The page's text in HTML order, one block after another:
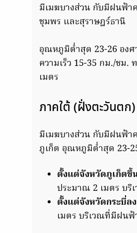
มีเมฆบางส่วน กับมีฝนฟ้า
ชุมพร และสุราษฎร์ธานี
อุณหภูมิต่ำสุด 23-26 องศ
ความเร็ว 15-35 กม./ชม
เมตร
ภาคใต้ (ฝั่งตะวันตก)
มีเมฆบางส่วน กับมีฝนฟ้า
ภูเก็ต อุณหภูมิต่ำสุด 23-
ตั้งแต่จังหวัดภูเก็ตขึ้
ประมาณ 2 เมตร บ
ตั้งแต่จังหวัดกระบี่ล
เมตร บริเวณที่มีฝน